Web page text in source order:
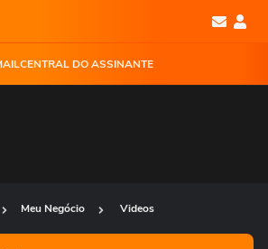
CENTRAL DO ASSINANTE
Meu Negócio Videos